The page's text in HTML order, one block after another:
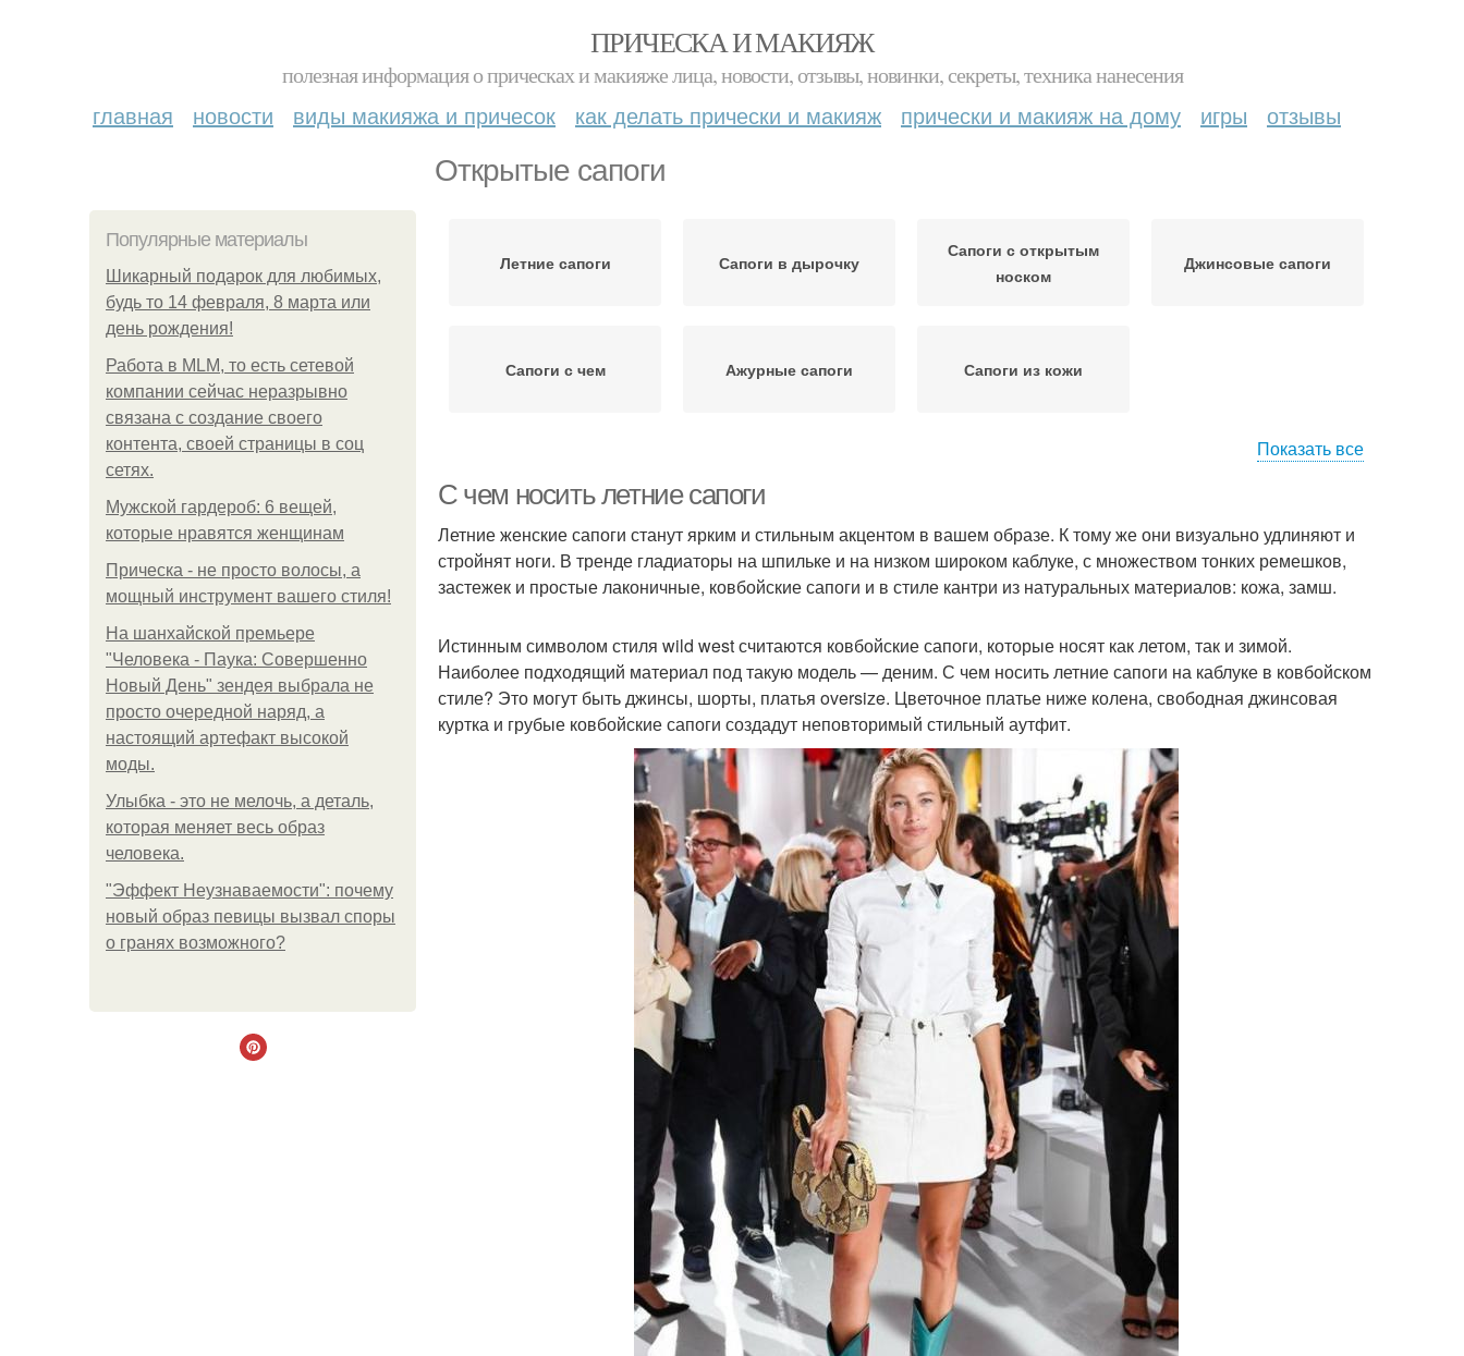
ПРИЧЕСКА И МАКИЯЖ
полезная информация о прическах и макияже лица, новости, отзывы, новинки, секреты, техника нанесения
главная новости виды макияжа и причесок как делать прически и макияж прически и макияж на дому игры отзывы
Открытые сапоги
Популярные материалы
Шикарный подарок для любимых,
будь то 14 февраля, 8 марта или
день рождения!
Работа в MLM, то есть сетевой
компании сейчас неразрывно
связана с создание своего
контента, своей страницы в соц
сетях.
Мужской гардероб: 6 вещей,
которые нравятся женщинам
Прическа - не просто волосы, а
мощный инструмент вашего стиля!
На шанхайской премьере
"Человека - Паука: Совершенно
Новый День" зендея выбрала не
просто очередной наряд, а
настоящий артефакт высокой
моды.
Улыбка - это не мелочь, а деталь,
которая меняет весь образ
человека.
"Эффект Неузнаваемости": почему
новый образ певицы вызвал споры
о гранях возможного?
Летние сапоги Сапоги в дырочку
Сапоги с открытым
носком
Джинсовые сапоги
Сапоги с чем Ажурные сапоги Сапоги из кожи
Показать все
С чем носить летние сапоги
Летние женские сапоги станут ярким и стильным акцентом в вашем образе. К тому же они визуально удлиняют и
стройнят ноги. В тренде гладиаторы на шпильке и на низком широком каблуке, с множеством тонких ремешков,
застежек и простые лаконичные, ковбойские сапоги и в стиле кантри из натуральных материалов: кожа, замш.
Истинным символом стиля wild west считаются ковбойские сапоги, которые носят как летом, так и зимой.
Наиболее подходящий материал под такую модель — деним. С чем носить летние сапоги на каблуке в ковбойском
стиле? Это могут быть джинсы, шорты, платья oversize. Цветочное платье ниже колена, свободная джинсовая
куртка и грубые ковбойские сапоги создадут неповторимый стильный аутфит.